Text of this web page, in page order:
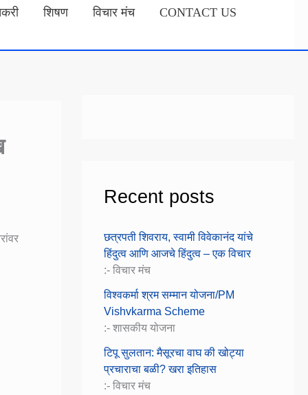
शिषण विचार मंच CONTACT US
Recent posts
छत्रपती शिवराय, स्वामी विवेकानंद यांचे
हिंदुत्व आणि आजचे हिंदुत्व – एक विचार
:- विचार मंच
विश्वकर्मा श्रम सम्मान योजना/PM
Vishvkarma Scheme
:- शासकीय योजना
टिपू सुलतान: मैसूरचा वाघ की खोट्या
प्रचाराचा बळी? खरा इतिहास
:- विचार मंच